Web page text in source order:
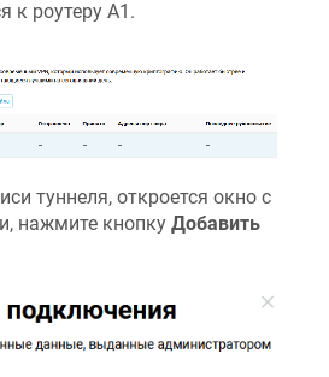
к роутеру А1.
туннеля, откроется окно с
нажмите кнопку Добавить